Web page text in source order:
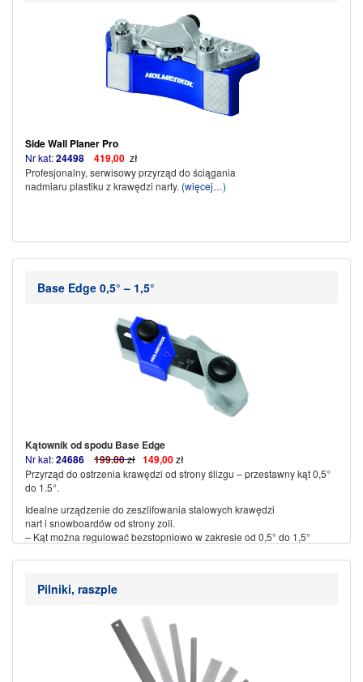
Side Wall Planer Pro
Nr kat:24498 419,00 zł
Profesjonalny, serwisowy przyrząd do ściągania
nadmiaru plastiku z krawędzi narty. (więcej…)
Base Edge 0,5° – 1,5°
Kątownik od spodu Base Edge
Nr kat:24686 199.00zł 149,00zł
Przyrząd do ostrzenia krawędzi od strony ślizgu – przestawny kąt 0,5°
do 1.5°.
Idealne urządzenie do zeszlifowania stalowych krawędzi
nart i snowboardów od strony zoli.
– Kąt można regulować bezstopniowo w zakresie od 0,5° do 1,5°
– Nadaje się do pilników narciarskich o szerokości od 20 do 25 mm i
– Materiał: tworzywo sztuczne wzmocnione włóknem szklanym
Pilniki, raszple